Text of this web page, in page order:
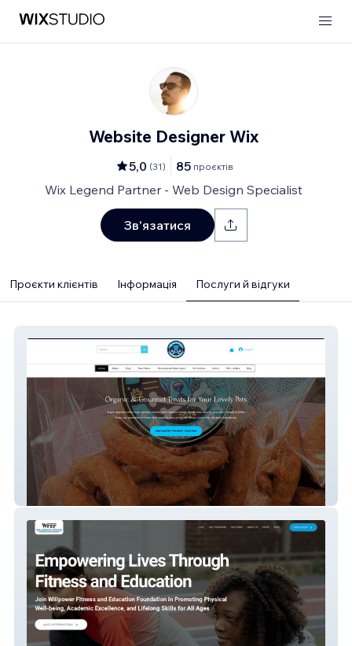
Website Designer Wix
5,0 (31) 85 проєктів
Wix Legend Partner - Web Design Specialist
Зв'язатися
Проєкти клієнтів Інформація Послуги й відгуки
Bayou Barkery